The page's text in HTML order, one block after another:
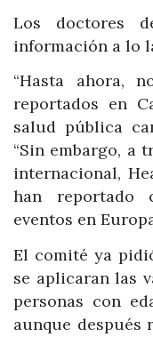
Los doctores
información a lo
“Hasta ahora,
reportados en
salud pública
“Sin embargo, a
internacional,
han reportado
eventos en
El comité ya
se aplicaran las
personas con
aunque después